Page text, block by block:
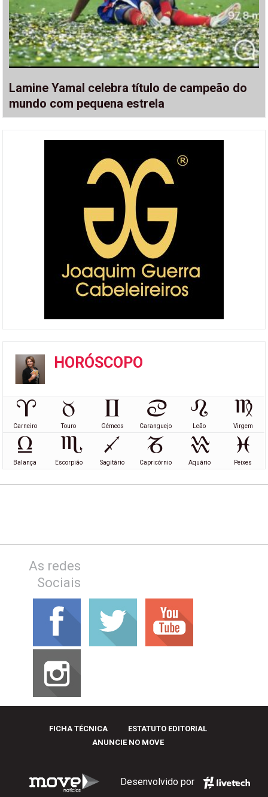
Lamine Yamal celebra título de campeão do
mundo com pequena estrela
HORÓSCOPO
Carneiro Touro Gémeos Caranguejo Leão Virgem
Balança Escorpião Sagitário Capricórnio Aquário Peixes
As redes
Sociais
FICHA TÉCNICA
ESTATUTO EDITORIAL
ANUNCIE NO MOVE
Desenvolvido por